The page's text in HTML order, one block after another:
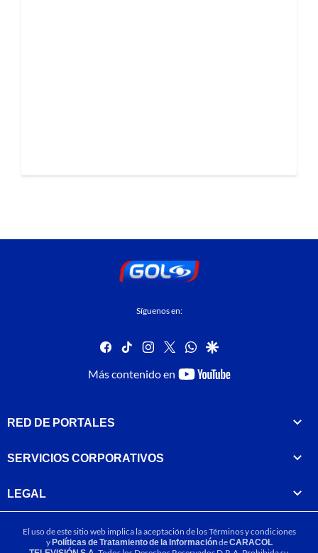
Síguenos en:
facebook
tiktok instagram
twitterwhatsapp
google
Más contenido en
youtube-
RED DE PORTALES
SERVICIOS CORPORATIVOS
LEGAL
El uso de este sitio web implica la aceptación de losTérminos y condiciones
yPolíticas de Tratamiento de la InformacióndeCARACOL